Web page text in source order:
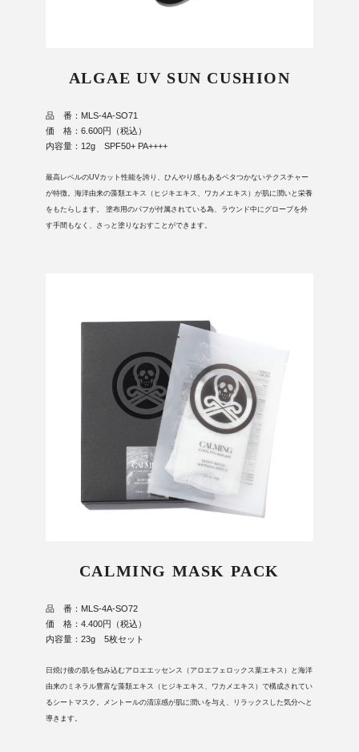
ALGAE UV SUN CUSHION
品 番：MLS-4A-SO71
価 格：6.600円（税込）
内容量：12g SPF50+ PA++++
最高レベルのUVカット性能を誇り、ひんやり感もあるベタつかないテクスチャー
が特徴。海洋由来の藻類エキス（ヒジキエキス、ワカメエキス）が肌に潤いと栄養
をもたらします。 塗布用のパフが付属されている為、ラウンド中にグローブを外
す手間もなく、さっと塗りなおすことができます。
CALMING MASK PACK
品 番：MLS-4A-SO72
価 格：4.400円（税込）
内容量：23g 5枚セット
日焼け後の肌を包み込むアロエエッセンス（アロエフェロックス葉エキス）と海洋
由来のミネラル豊富な藻類エキス（ヒジキエキス、ワカメエキス）で構成されてい
るシートマスク。メントールの清涼感が肌に潤いを与え、リラックスした気分へと
導きます。